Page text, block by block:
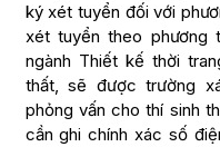
ký xét tuyển đối với
xét tuyển theo
ngành Thiết kế thời
thất, sẽ được trường
phỏng vấn cho thí sinh
cần ghi chính xác số